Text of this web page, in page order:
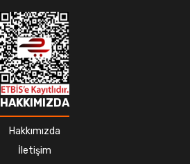
HAKKIMIZDA
Hakkımızda
İletişim